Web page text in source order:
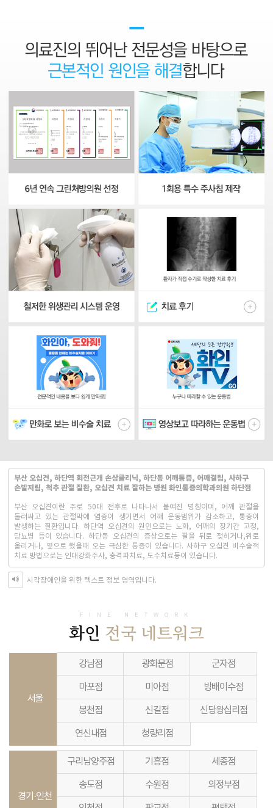
부산 오십견, 하단역 회전근개 손상클리닉, 하단동 어깨통증, 어깨결림, 사하구
손발저림, 척추 관절 질환, 오십견 치료 잘하는 병원 화인통증의학과의원 하단점
부산 오십견이란 주로 50대 전후로 나타나서 붙여진 명칭이며, 어깨 관절을
둘러싸고 있는 관절막에 염증이 생기면서 어깨 운동범위가 감소하고, 통증이
발생하는 질환입니다. 하단역 오십견의 원인으로는 노화, 어깨의 장기간 고정,
당뇨병 등이 있습니다. 하단동 오십견의 증상으로는 팔을 뒤로 젖히거나,위로
올리거나, 옆으로 했을때 오는 극심한 통증이 있습니다. 사하구 오십견 비수술적
치료 방법으로는 인대강화주사, 충격파치료, 도수치료등이 있습니다.
시각장애인을 위한 텍스트 정보 영역입니다.
FINE NETWORK
화인 전국 네트워크
서울
강남점 광화문점 군자점
마포점 미아점 방배이수점
봉천점 신길점 신당왕십리점
연신내점 청량리점
경기·인천
구리남양주점 기흥점 세종점
송도점 수원점 의정부점